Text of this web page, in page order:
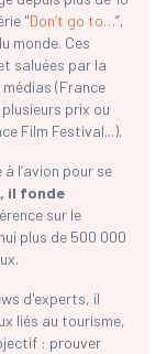
"Don’t go to…”,
monde. Ces
saluées par la
(France
prix ou
Film Festival...).
l’avion pour se
il fonde
sur le
plus de 500 000
d'experts, il
liés au tourisme,
: prouver